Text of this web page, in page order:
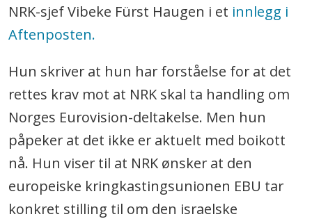
NRK-sjef Vibeke Fürst Haugen i et innlegg i
Aftenposten.
Hun skriver at hun har forståelse for at det
rettes krav mot at NRK skal ta handling om
Norges Eurovision-deltakelse. Men hun
påpeker at det ikke er aktuelt med boikott
nå. Hun viser til at NRK ønsker at den
europeiske kringkastingsunionen EBU tar
konkret stilling til om den israelske